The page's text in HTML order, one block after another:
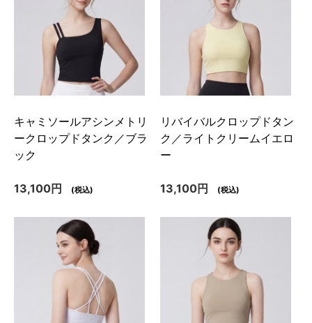
キャミソールアシンメトリ
ークロップドタンク／ブラ
ック
13,100円 (税込)
リバイバルクロップドタン
ク／ライトクリームイエロ
ー
13,100円 (税込)